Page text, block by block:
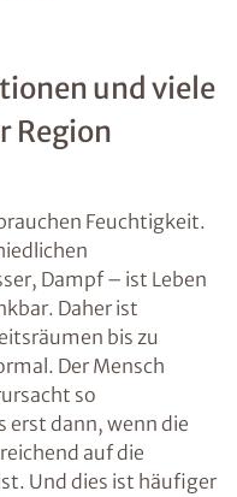
und viele
Region
Feuchtigkeit.
Dampf – ist Leben
Daher ist
bis zu
Der Mensch
so
erst dann, wenn die
auf die
Und dies ist häufiger